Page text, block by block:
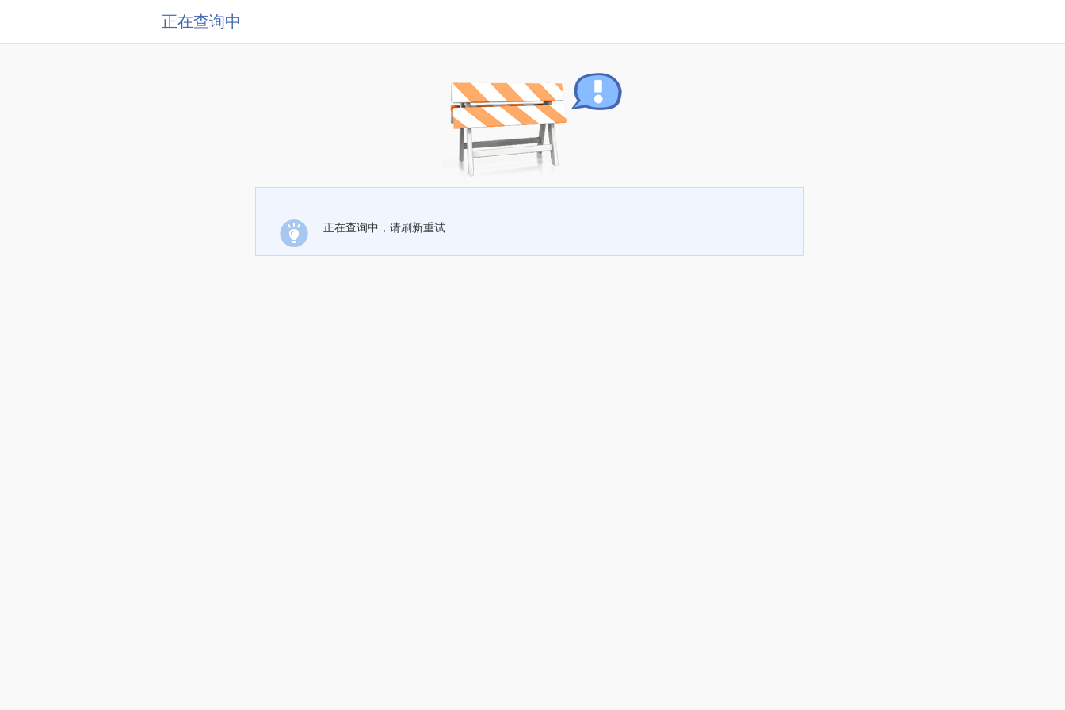
正在查询中
正在查询中，请刷新重试